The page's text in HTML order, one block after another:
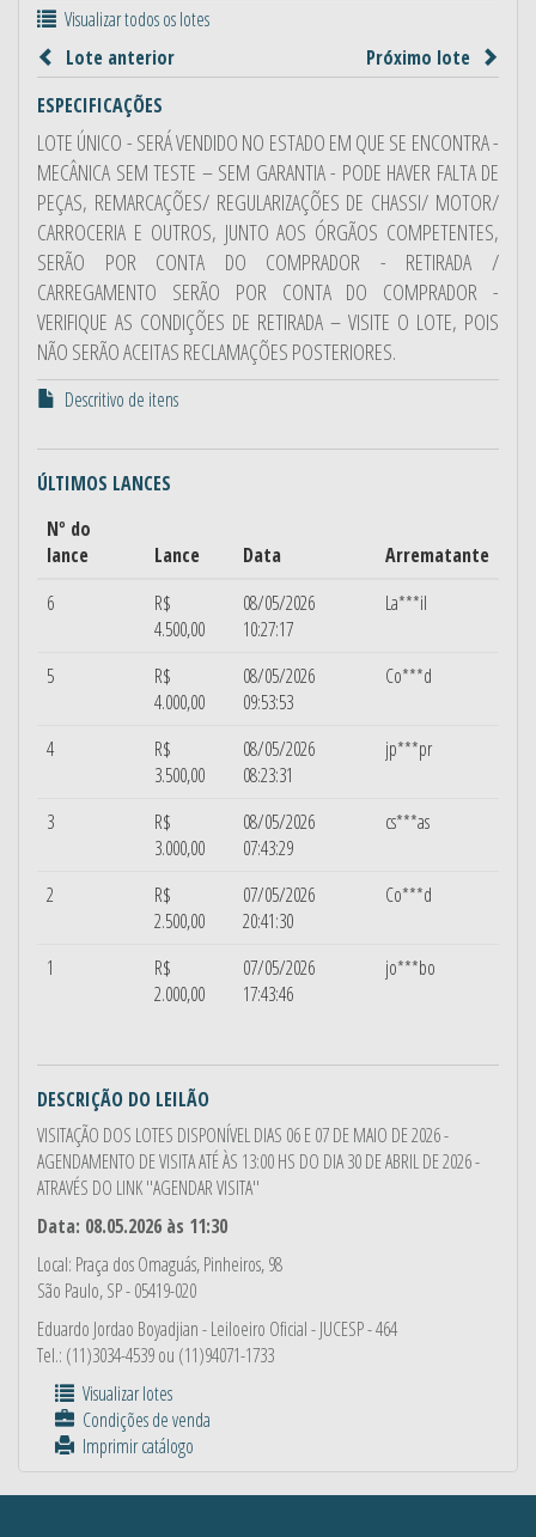
Visualizar todos os lotes
Lote anterior
Próximo lote
ESPECIFICAÇÕES
LOTE ÚNICO - SERÁ VENDIDO NO ESTADO EM QUE SE ENCONTRA -
MECÂNICA SEM TESTE – SEM GARANTIA - PODE HAVER FALTA DE
PEÇAS, REMARCAÇÕES/ REGULARIZAÇÕES DE CHASSI/ MOTOR/
CARROCERIA E OUTROS, JUNTO AOS ÓRGÃOS COMPETENTES,
SERÃO POR CONTA DO COMPRADOR - RETIRADA /
CARREGAMENTO SERÃO POR CONTA DO COMPRADOR -
VERIFIQUE AS CONDIÇÕES DE RETIRADA – VISITE O LOTE, POIS
NÃO SERÃO ACEITAS RECLAMAÇÕES POSTERIORES.
Descritivo de itens
ÚLTIMOS LANCES
Nº do
lance
Lance Data
Arrematante
6
R$
4.500,00
08/05/2026
10:27:17
La***il
5
R$
4.000,00
08/05/2026
09:53:53
Co***d
4
R$
3.500,00
08/05/2026
08:23:31
jp***pr
3
R$
3.000,00
08/05/2026
07:43:29
cs***as
2
R$
2.500,00
07/05/2026
20:41:30
Co***d
1
R$
2.000,00
07/05/2026
17:43:46
jo***bo
DESCRIÇÃO DO LEILÃO
VISITAÇÃO DOS LOTES DISPONÍVEL DIAS 06 E 07 DE MAIO DE 2026 -
AGENDAMENTO DE VISITA ATÉ ÀS 13:00 HS DO DIA 30 DE ABRIL DE 2026 -
ATRAVÉS DO LINK ''AGENDAR VISITA''
Data: 08.05.2026 às 11:30
Local: Praça dos Omaguás, Pinheiros, 98
São Paulo, SP - 05419-020
Eduardo Jordao Boyadjian- Leiloeiro Oficial - JUCESP - 464
Tel.: (11)3034-4539 ou (11)94071-1733
Visualizar lotes
Condições de venda
Imprimir catálogo